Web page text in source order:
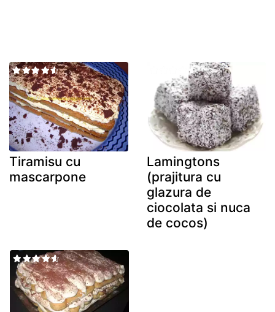
Tiramisu cu
mascarpone
Lamingtons
(prajitura cu
glazura de
ciocolata si nuca
de cocos)